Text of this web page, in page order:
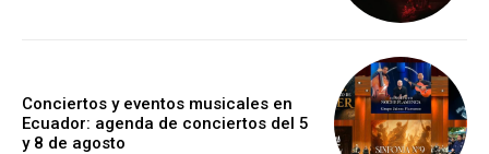
Conciertos y eventos musicales en
Ecuador: agenda de conciertos del 5
y 8 de agosto